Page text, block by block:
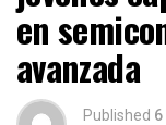
en
avanzada
Published